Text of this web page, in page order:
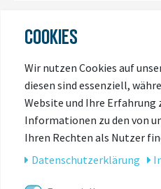
COOKIES
Wir nutzen Cookies auf
diesen sind essenziell,
Website und Ihre Erfahrung
Informationen zu den von
Ihren Rechten als Nutzer
Daten­schutz­erklärung